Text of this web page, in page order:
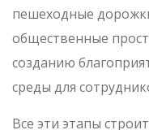
пешеходные
общественные
созданию
среды для
Все эти этапы